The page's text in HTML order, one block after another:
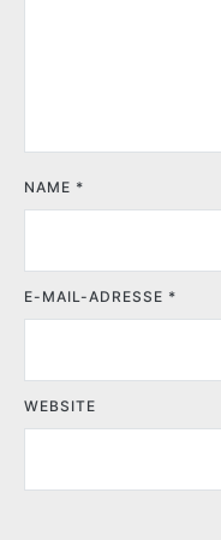
NAME *
E-MAIL-ADRESSE *
WEBSITE